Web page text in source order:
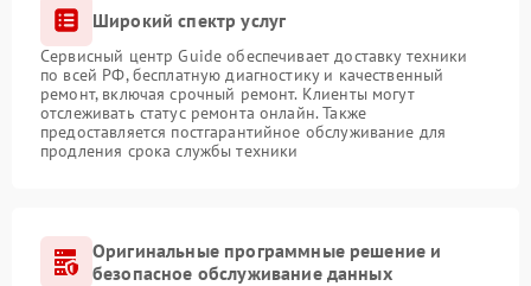
Широкий спектр услуг
Сервисный центр Guide обеспечивает доставку техники
по всей РФ, бесплатную диагностику и качественный
ремонт, включая срочный ремонт. Клиенты могут
отслеживать статус ремонта онлайн. Также
предоставляется постгарантийное обслуживание для
продления срока службы техники
Оригинальные программные решение и
безопасное обслуживание данных